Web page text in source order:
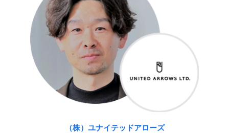
（株）ユナイテッドアローズ